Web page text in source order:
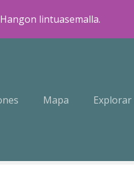
lintuasemalla.
Mapa